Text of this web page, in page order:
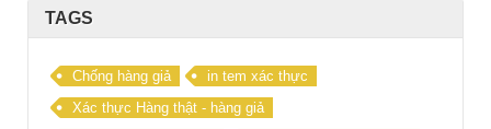
TAGS
Chống hàng giả
in tem xác thực
Xác thực Hàng thật - hàng giả